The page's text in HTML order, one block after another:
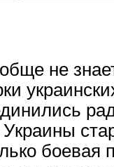
не
боевая